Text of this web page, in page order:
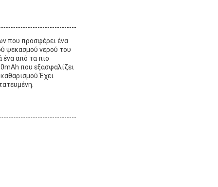
που προσφέρει ένα
ψεκασμού νερού του
ένα από τα πιο
που εξασφαλίζει